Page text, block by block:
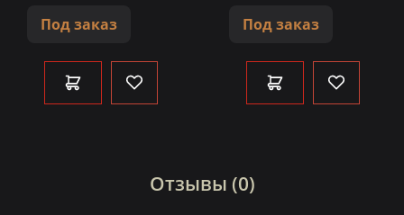
Под заказ Под заказ
Отзывы (0)